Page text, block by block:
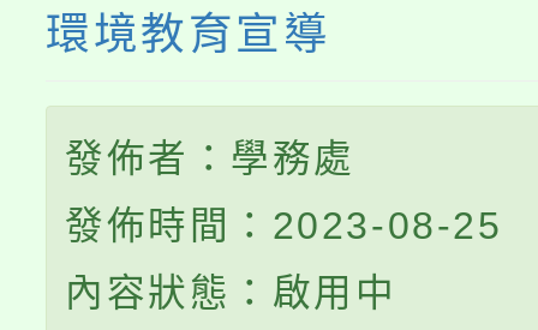
環境教育宣導
發佈者：學務處
發佈時間：2023-08-25
內容狀態：啟用中